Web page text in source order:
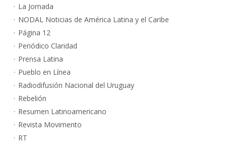
La Jornada
NODAL Noticias de América Latina y el Caribe
Página 12
Periódico Claridad
Prensa Latina
Pueblo en Línea
Radiodifusión Nacional del Uruguay
Rebelión
Resumen Latinoamericano
Revista Movimento
RT